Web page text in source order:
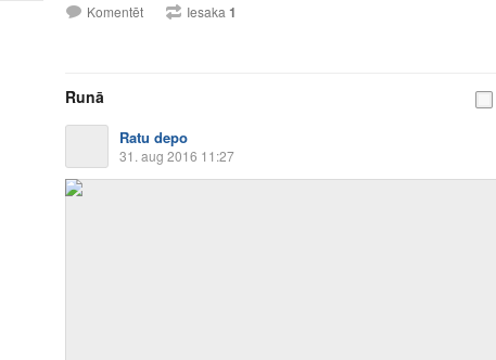
Komentēt Iesaka 1
Runā
Ratu depo
31. aug 2016 11:27